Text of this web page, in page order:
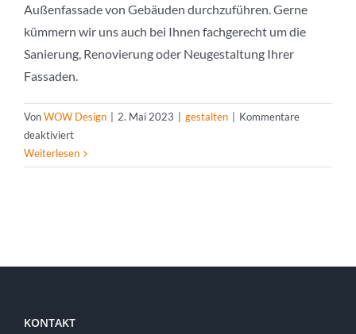
Außenfassade von Gebäuden durchzuführen. Gerne
kümmern wir uns auch bei Ihnen fachgerecht um die
Sanierung, Renovierung oder Neugestaltung Ihrer
Fassaden.
VonWOW Design 2. Mai 2023 gestalten
Kommentare
deaktiviertfür
Fassade
renovieren
Weiterlesen
KONTAKT